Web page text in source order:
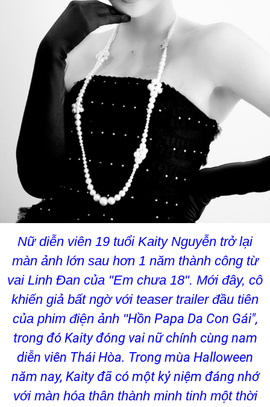
Nữ diễn viên 19 tuổi Kaity Nguyễn trở lại
màn ảnh lớn sau hơn 1 năm thành công từ
vai Linh Đan của "Em chưa 18". Mới đây, cô
khiến giả bất ngờ với teaser trailer đầu tiên
của phim điện ảnh "Hồn Papa Da Con Gái",
trong đó Kaity đóng vai nữ chính cùng nam
diễn viên Thái Hòa. Trong mùa Halloween
năm nay, Kaity đã có một kỷ niệm đáng nhớ
với màn hóa thân thành minh tinh một thời